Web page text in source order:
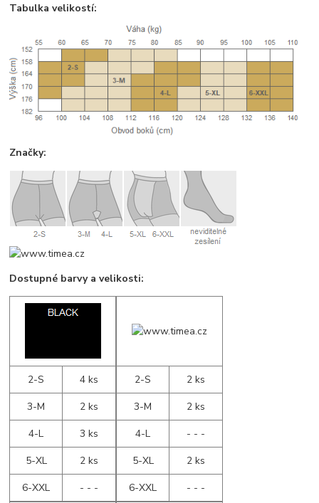
Tabulka velikostí:
Značky:
Dostupné barvy a velikosti:
2-S
4 ks
3-M
2 ks
4-L
3 ks
5-XL
2 ks
6-XXL
- - -
2-S
2 ks
3-M
2 ks
4-L
- - -
5-XL
2 ks
6-XXL
- - -